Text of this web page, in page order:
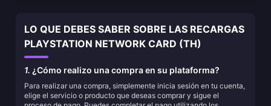
LO QUE DEBES SABER SOBRE LAS RECARGAS
PLAYSTATION NETWORK CARD (TH)
1. ¿Cómo realizo una compra en su plataforma?
Para realizar una compra, simplemente inicia sesión en tu cuenta,
elige el servicio o producto que deseas comprar y sigue el